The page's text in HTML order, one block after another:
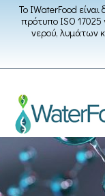
Το IWaterFood
πρότυπο ISO 17025
νερού, λυμάτων